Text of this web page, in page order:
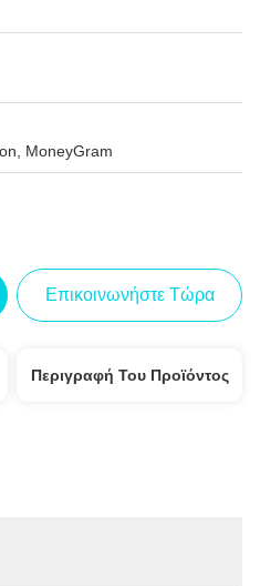
MoneyGram
Επικοινωνήστε Τώρα
Περιγραφή Του Προϊόντος